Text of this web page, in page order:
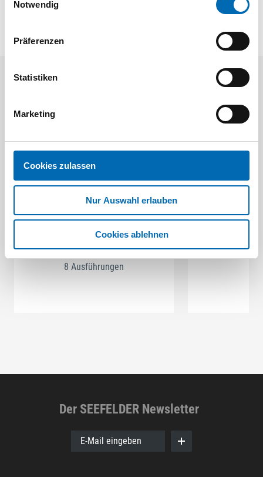
Notwendig
Präferenzen
Statistiken
Marketing
Cookies zulassen
Nur Auswahl erlauben
Cookies ablehnen
Festool
SELFCLEAN Filtersack SC FIS-CT
8 Ausführungen
Bit-
Der SEEFELDER Newsletter
E-Mail eingeben